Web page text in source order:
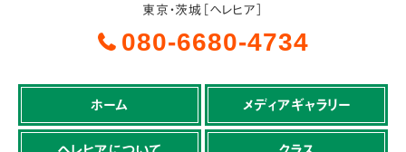
東京・茨城［ヘレヒア］
080-6680-4734
ホーム メディアギャラリー